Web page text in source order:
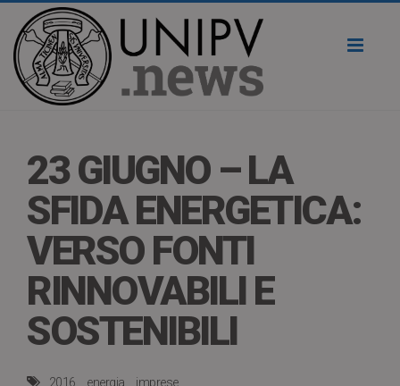
23 GIUGNO – LA
SFIDA ENERGETICA:
VERSO FONTI
RINNOVABILI E
SOSTENIBILI
2016 energia imprese